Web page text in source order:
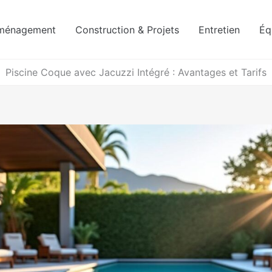
Construction & Projets Entretien
Piscine Coque avec Jacuzzi Intégré : Avantages et Tarifs